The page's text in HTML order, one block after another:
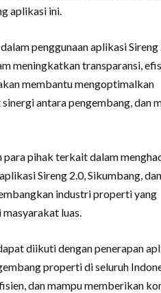
aplikasi ini.
penggunaan aplikasi Sireng
meningkatkan transparansi,
membantu mengoptimalkan
antara pengembang, dan
pihak terkait dalam
Sireng 2.0, Sikumbang,
industri properti yang
luas.
diikuti dengan penerapan
properti di seluruh
dan mampu memberikan